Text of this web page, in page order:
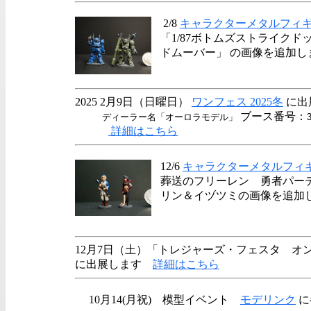
2/8 キャラクターメタルフィ
「1/87ボトムズストライク
ドムーバー」 の画像を追加
2025 2月9日（日曜日） ワンフェス 2025冬 に出
ディーラー名「オーロラモデル」 ブース番号：
詳細はこちら
12/6 キャラクターメタルフィ
葬送のフリーレン 勇者パー
リン＆イヅツミの画像を追加
12月7日（土）「トレジャーズ・フェスタ オ
に出展します 詳細はこちら
10月14(月祝) 模型イベント モデリンク